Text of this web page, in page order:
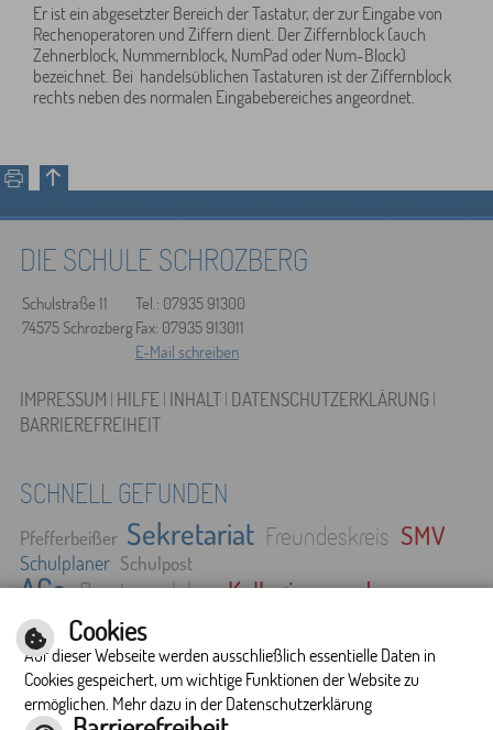
Er ist ein abgesetzter Bereich der Tastatur, der zur Eingabe von
Rechenoperatoren und Ziffern dient. Der Ziffernblock (auch
Zehnerblock, Nummernblock, NumPad oder Num-Block)
bezeichnet. Bei handelsüblichen Tastaturen ist der Ziffernblock
rechts neben des normalen Eingabebereiches angeordnet.
DIE SCHULE SCHROZBERG
Schulstraße 11
Tel.: 07935 91300
74575 SchrozbergFax: 07935 913011
E-Mail schreiben
IMPRESSUM | HILFE | INHALT| DATENSCHUTZERKLÄRUNG |
BARRIEREFREIHEIT
SCHNELL GEFUNDEN
Pfefferbeißer Sekretariat Freundeskreis SMV
Schulplaner Schulpost
AGs BeratungslehrerKollegium und
Mitarbeiter Downloads
OPTIMIERT FÜR
MOBILE ENDGERÄTE
Cookies
Auf dieser Webseite werden ausschließlich essentielle Daten in
Cookies gespeichert, um wichtige Funktionen der Website zu
ermöglichen. Mehr dazu in der Datenschutzerklärung